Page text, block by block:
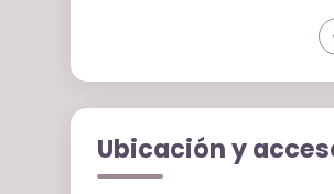
Ubicación y